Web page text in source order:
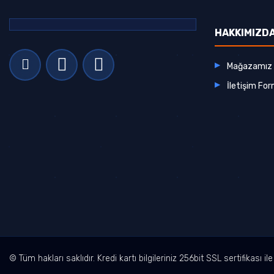
Mağazamız
İletişim
© Tüm hakları saklıdır. Kredi kartı bilgileriniz 256bit SSL sertifikası